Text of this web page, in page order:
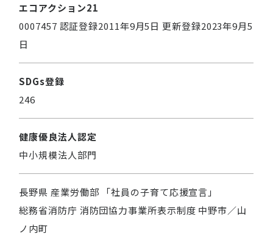
エコアクション21
0007457 認証登録2011年9月5日 更新登録2023年9月5
日
SDGs登録
246
健康優良法人認定
中小規模法人部門
長野県 産業労働部 「社員の子育て応援宣言」
総務省消防庁 消防団協力事業所表示制度 中野市／山
ノ内町